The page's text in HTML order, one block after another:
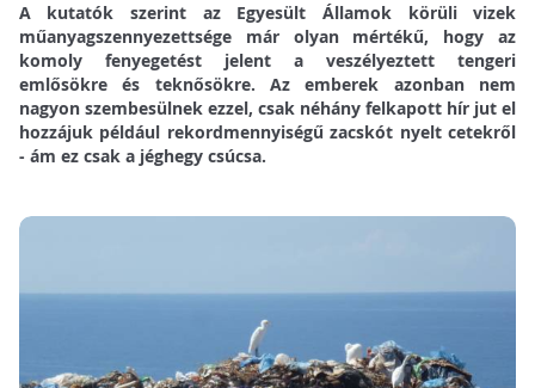
A kutatók szerint az Egyesült Államok körüli vizek
műanyagszennyezettsége már olyan mértékű, hogy az
komoly fenyegetést jelent a veszélyeztett tengeri
emlősökre és teknősökre. Az emberek azonban nem
nagyon szembesülnek ezzel, csak néhány felkapott hír jut el
hozzájuk például rekordmennyiségű zacskót nyelt cetekről
- ám ez csak a jéghegy csúcsa.